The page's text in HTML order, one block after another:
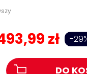
zł -
DO